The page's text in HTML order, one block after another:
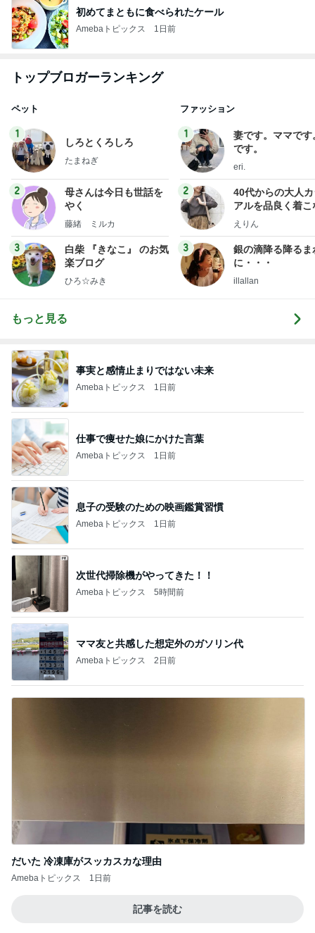
初めてまともに食べられたケール
Amebaトピックス 1日前
トップブロガーランキング
ペット
1
しろとくろしろ
たまねぎ
2
母さんは今日も世話を
やく
藤緒 ミルカ
3
白柴 『きなこ』 のお気
楽ブログ
ひろ☆みき
ファッション
1
妻です。ママです
です。
eri.
2
40代からの大人
アルを品良く着こ
ファッションブロ
えりん
3
銀の滴降る降るま
に・・・
illallan
もっと見る
事実と感情止まりではない未来
Amebaトピックス 1日前
仕事で痩せた娘にかけた言葉
Amebaトピックス 1日前
息子の受験のための映画鑑賞習慣
Amebaトピックス 1日前
次世代掃除機がやってきた！！
Amebaトピックス 5時間前
ママ友と共感した想定外のガソリン代
Amebaトピックス 2日前
だいた 冷凍庫がスッカスカな理由
Amebaトピックス 1日前
記事を読む